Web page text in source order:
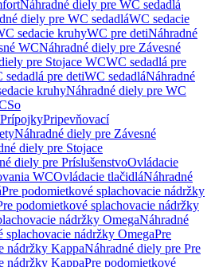
Náhradné diely pre WC sedadlá
diely pre WC sedadláWC sedacie
sedacie kruhyWC pre detiNáhradné
WCNáhradné diely pre Závesné
pre Stojace WCWC sedadlá pre
pre detiWC sedadláNáhradné
kruhyNáhradné diely pre WC
So
PrípojkyPripevňovací
Náhradné diely pre Závesné
diely pre Stojace
diely pre PríslušenstvoOvládacie
WCOvládacie tlačidláNáhradné
Pre podomietkové splachovacie nádržky
podomietkové splachovacie nádržky
nádržky OmegaNáhradné
nádržky OmegaPre
nádržky KappaNáhradné diely pre Pre
nádržky KappaPre podomietkové